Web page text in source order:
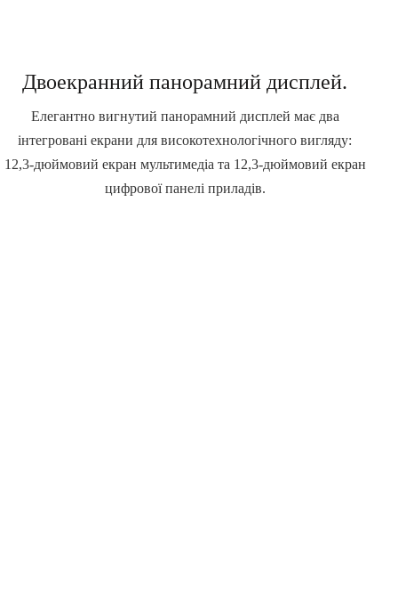
Двоекранний панорамний дисплей.
Елегантно вигнутий панорамний дисплей має два
інтегровані екрани для високотехнологічного вигляду:
12,3-дюймовий екран мультимедіа та 12,3-дюймовий екран
цифрової панелі приладів.